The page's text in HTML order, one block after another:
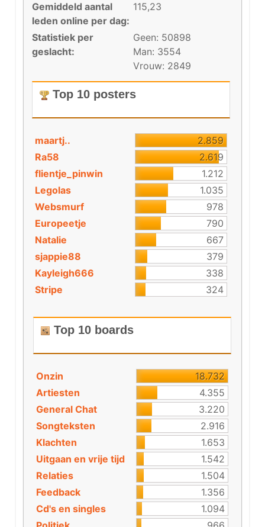
Gemiddeld aantal
leden online per dag:
115,23
Statistiek per
geslacht:
Geen: 50898
Man: 3554
Vrouw: 2849
Top 10 posters
maartj..
2.859
Ra58
2.619
flientje_pinwin
1.212
Legolas
1.035
Websmurf
978
Europeetje
790
Natalie
667
sjappie88
379
Kayleigh666
338
Stripe
324
Top 10 boards
Onzin
18.732
Artiesten
4.355
General Chat
3.220
Songteksten
2.916
Klachten
1.653
Uitgaan en vrije tijd
1.542
Relaties
1.504
Feedback
1.356
Cd's en singles
1.094